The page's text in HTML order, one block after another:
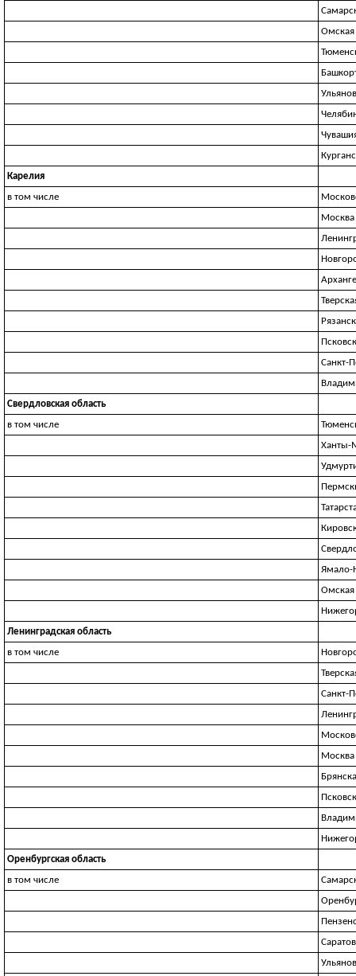
Омская
Карелия
в том числе
Москва
Санкт-
Свердловская область
в том числе
Ханты-
Ямало-
Омская
Ленинградская область
в том числе
Санкт-
Москва
Оренбургская область
в том числе